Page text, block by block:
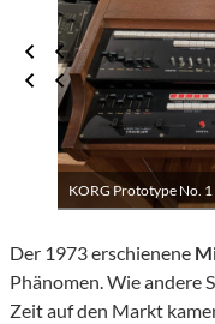
KORG Prototype No. 1
Der 1973 erschienene
Phänomen. Wie andere
Zeit auf den Markt